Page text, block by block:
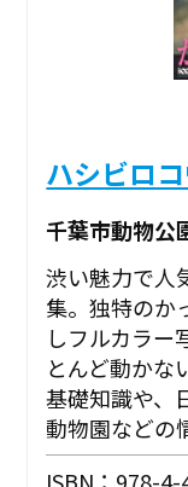
ハシビロ
千葉市動物公
渋い魅力で人
集。独特のか
しフルカラー
とんど動かな
基礎知識や、
動物園などの